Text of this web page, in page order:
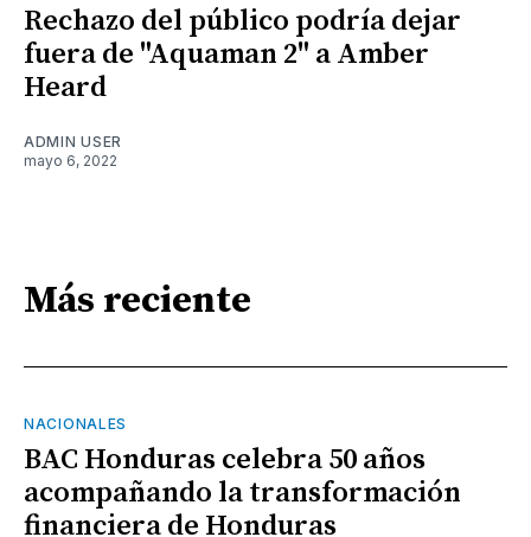
Rechazo del público podría dejar
fuera de "Aquaman 2" a Amber
Heard
ADMIN USER
mayo 6, 2022
Más reciente
NACIONALES
BAC Honduras celebra 50 años
acompañando la transformación
financiera de Honduras